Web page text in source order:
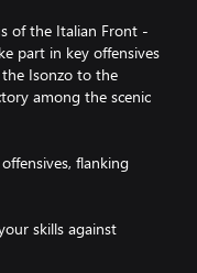
of the Italian Front -
part in key offensives
Isonzo to the
among the scenic
flanking
skills against